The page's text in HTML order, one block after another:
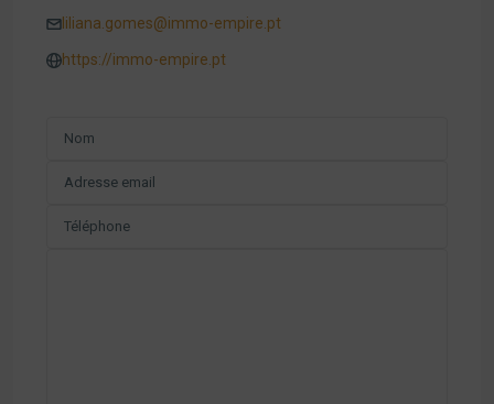
liliana.gomes@immo-empire.pt
https://immo-empire.pt